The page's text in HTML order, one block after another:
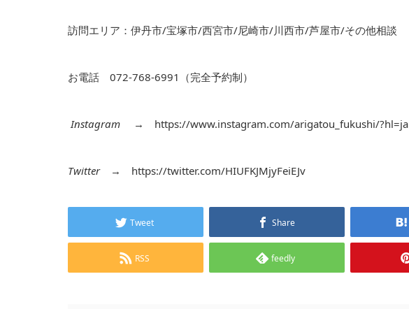
訪問エリア：伊丹市/宝塚市/西宮市/尼崎市/川西市/芦屋市/その他相談
お電話 072-768-6991（完全予約制）
Instagram → https://www.instagram.com/arigatou_fukushi/?hl=ja
Twitter→ https://twitter.com/HIUFKJMjyFeiEJv
Tweet Share
RSS feedly